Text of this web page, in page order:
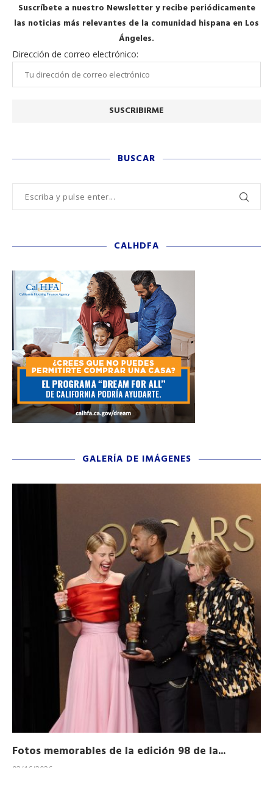
Suscríbete a nuestro Newsletter y recibe periódicamente
las noticias más relevantes de la comunidad hispana en Los
Ángeles.
Dirección de correo electrónico:
BUSCAR
CALHDFA
GALERÍA DE IMÁGENES
Fotos memorables de la edición 98 de la...
03/16/2026